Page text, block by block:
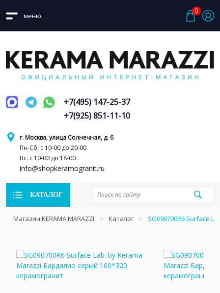
меню
0
г. Москва, улица Солнечная, д. 6
Пн-Сб: с 10-00 до 20-00
Вс: с 10-00 до 18-00
info@shopkeramogranit.ru
+7(495) 147-25-37
+7(925) 851-11-10
КАТАЛОГ
Магазин KERAMA MARAZZI Каталог SG090700R6 Surface